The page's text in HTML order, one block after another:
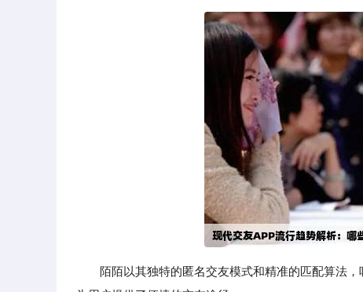
陌陌以其独特的匿名交友模式和精准的匹配算法